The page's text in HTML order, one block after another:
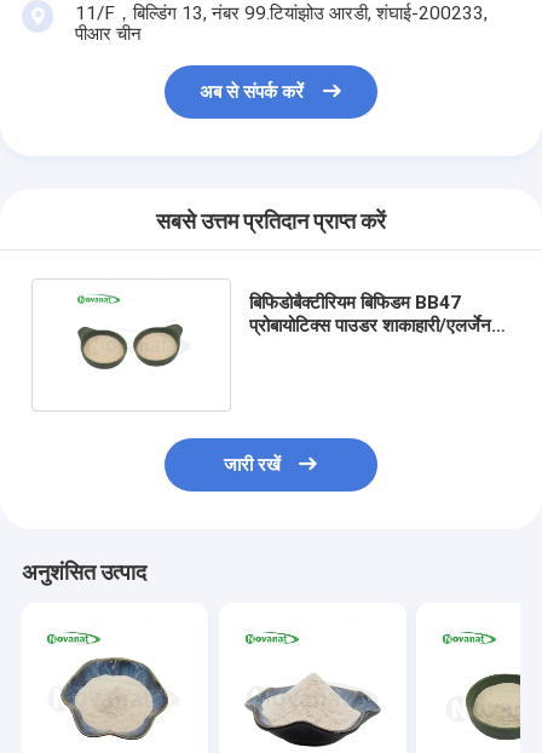
11/F，बिल्डिंग 13, नंबर 99.टियांझोउ आरडी, शंघाई-200233,
पीआर चीन
अब से संपर्क करें
सबसे उत्तम प्रतिदान प्राप्त करें
बिफिडोबैक्टीरियम बिफिडम BB47
प्रोबायोटिक्स पाउडर शाकाहारी/एलर्जेन
जारी रखें
अनुशंसित उत्पाद